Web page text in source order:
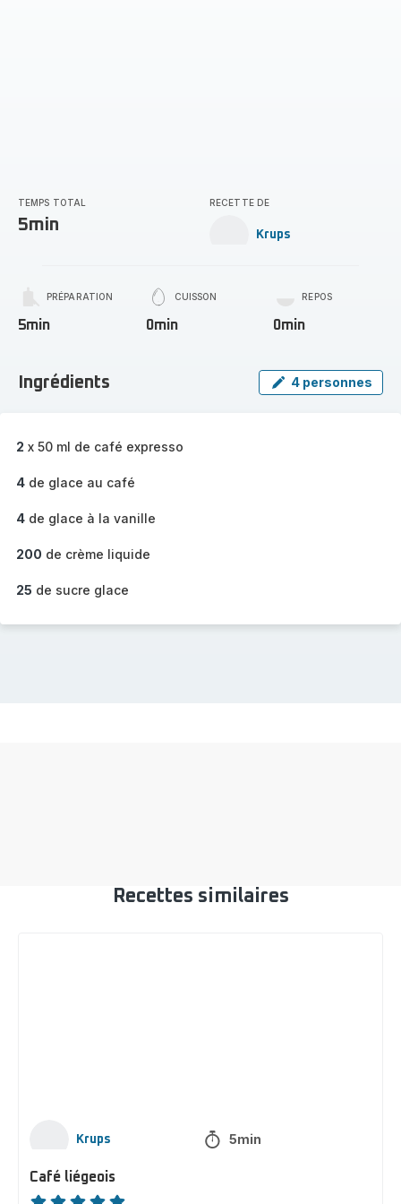
TEMPS TOTAL
5min
RECETTE DE
Krups
PRÉPARATION
5min
CUISSON
0min
REPOS
0min
Ingrédients 4 personnes
2 x 50 ml de café expresso
4 de glace au café
4 de glace à la vanille
200 de crème liquide
25 de sucre glace
Recettes similaires
Krups 5min
Café liégeois